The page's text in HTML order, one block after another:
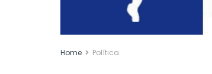
Home Política